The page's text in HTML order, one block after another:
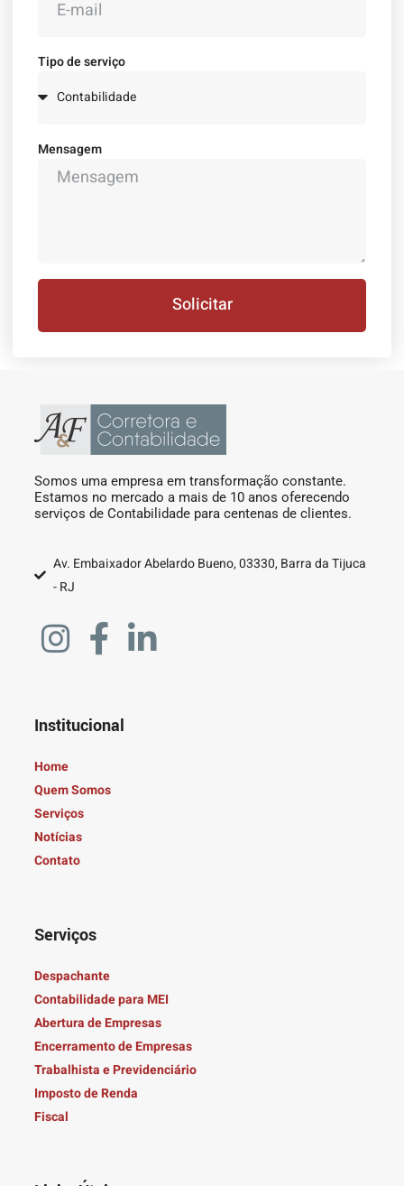
Tipo de serviço
Mensagem
Solicitar
Somos uma empresa em transformação constante.
Estamos no mercado a mais de 10 anos oferecendo
serviços de Contabilidade para centenas de clientes.
Av. Embaixador Abelardo Bueno, 03330, Barra da Tijuca
- RJ
Institucional
Home
Quem Somos
Serviços
Notícias
Contato
Serviços
Despachante
Contabilidade para MEI
Abertura de Empresas
Encerramento de Empresas
Trabalhista e Previdenciário
Imposto de Renda
Fiscal